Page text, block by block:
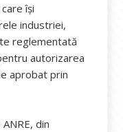
își
industriei,
reglementată
autorizarea
aprobat prin
din